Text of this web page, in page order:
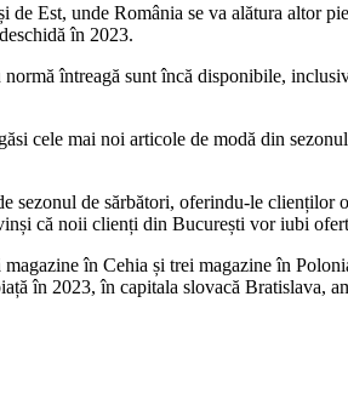
Est, unde România se va alătura altor
în 2023.
întreagă sunt încă disponibile,
cele mai noi articole de modă din
de sărbători, oferindu-le clienților
că noii clienți din București vor iubi
în Cehia și trei magazine în
în 2023, în capitala slovacă Bratislava,